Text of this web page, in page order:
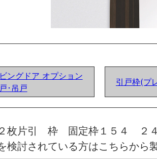
ングドア オプション
･吊戸
引戸枠(プ
枚片引 枠 固定枠１５４
討されている方はこちらから